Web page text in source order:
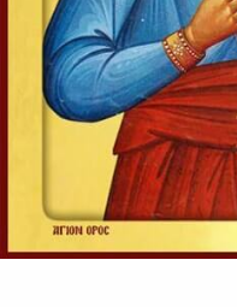
Învățătorule, Moise a
Preia